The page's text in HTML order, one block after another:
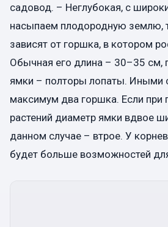
садовод. – Неглубокая, с
насыпаем плодородную
зависят от горшка, в котором
Обычная его длина – 30–35 см,
ямки – полторы лопаты. Иными
максимум два горшка. Если при
растений диаметр ямки вдвое
данном случае – втрое. У
будет больше возможностей